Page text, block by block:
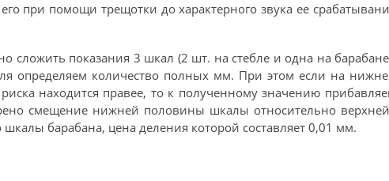
при помощи трещотки до характерного звука ее
сложить показания 3 шкал (2 шт. на стебле и одна на
определяем количество полных мм. При этом если на
находится правее, то к полученному значению
смещение нижней половины шкалы относительно
барабана, цена деления которой составляет 0,01 мм.